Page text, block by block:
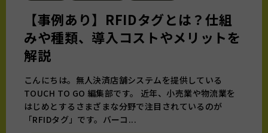
【事例あり】RFIDタグとは？仕組
みや種類、導入コストやメリットを
解説
こんにちは。無人決済店舗システムを提供している
TOUCH TO GO 編集部です。 近年、小売業や物流業を
はじめとするさまざまな分野で注目されているのが
「RFIDタグ」です。バーコ...